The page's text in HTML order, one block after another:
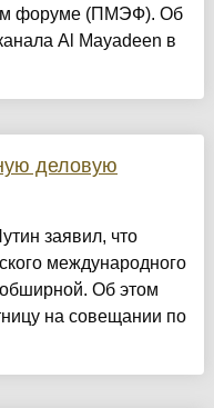
форуме (ПМЭФ). Об
Al Mayadeen в
деловую
заявил, что
международного
Об этом
на совещании по